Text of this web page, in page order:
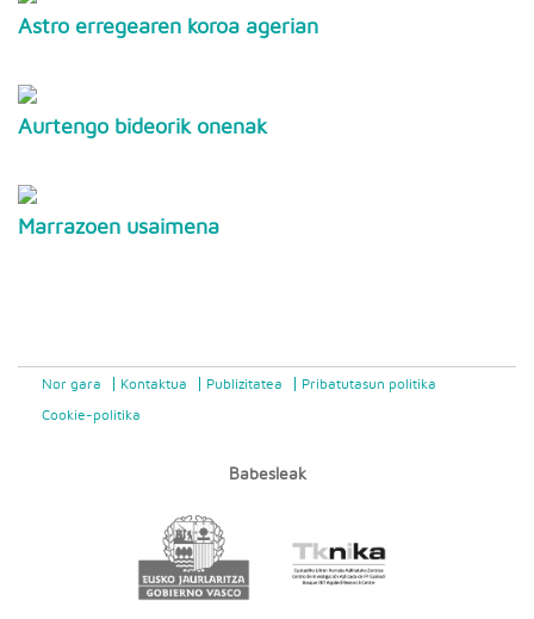
Astro erregearen koroa agerian
Aurtengo bideorik onenak
Marrazoen usaimena
Nor gara Kontaktua Publizitatea Pribatutasun politika
Cookie-politika
Babesleak